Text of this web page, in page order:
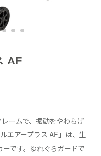
AF
ームで、振動をやわらげ
エアープラス AF」は、生
です。ゆれぐらガードで